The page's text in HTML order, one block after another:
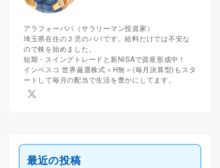
アラフォーパパ（サラリーマン投資家）
埼玉県在住の２児のパパです。給料だけでは不安な
ので株を始めました。
短期・スイングトレードと新NISAで資産形成中！
インベスコ 世界厳選株式＜H無＞(毎月決算型)もスタ
ートして毎月の配当で生活を豊かにしてます。
最近の投稿